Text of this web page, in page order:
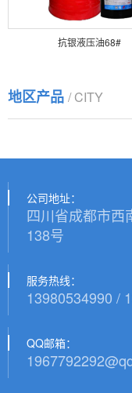
抗银液压油68#
地区产品 / CITY
公司地址：
四川省成都市西
138号
服务热线：
13980534990 /
QQ邮箱：